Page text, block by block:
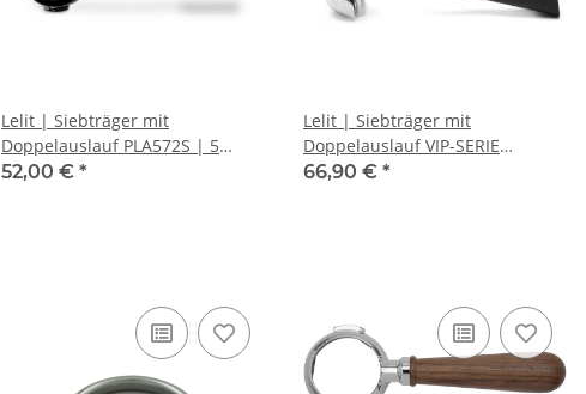
Lelit | Siebträger mit
Doppelauslauf PLA572S | 5
Siebe | 57 mm.
52,00 € *
Lelit | Siebträger mit
Doppelauslauf VIP-SERIE
PLA582V | 58 mm.
66,90 € *